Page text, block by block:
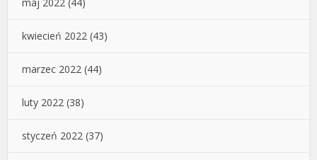
maj 2022 (44)
kwiecień 2022 (43)
marzec 2022 (44)
luty 2022 (38)
styczeń 2022 (37)